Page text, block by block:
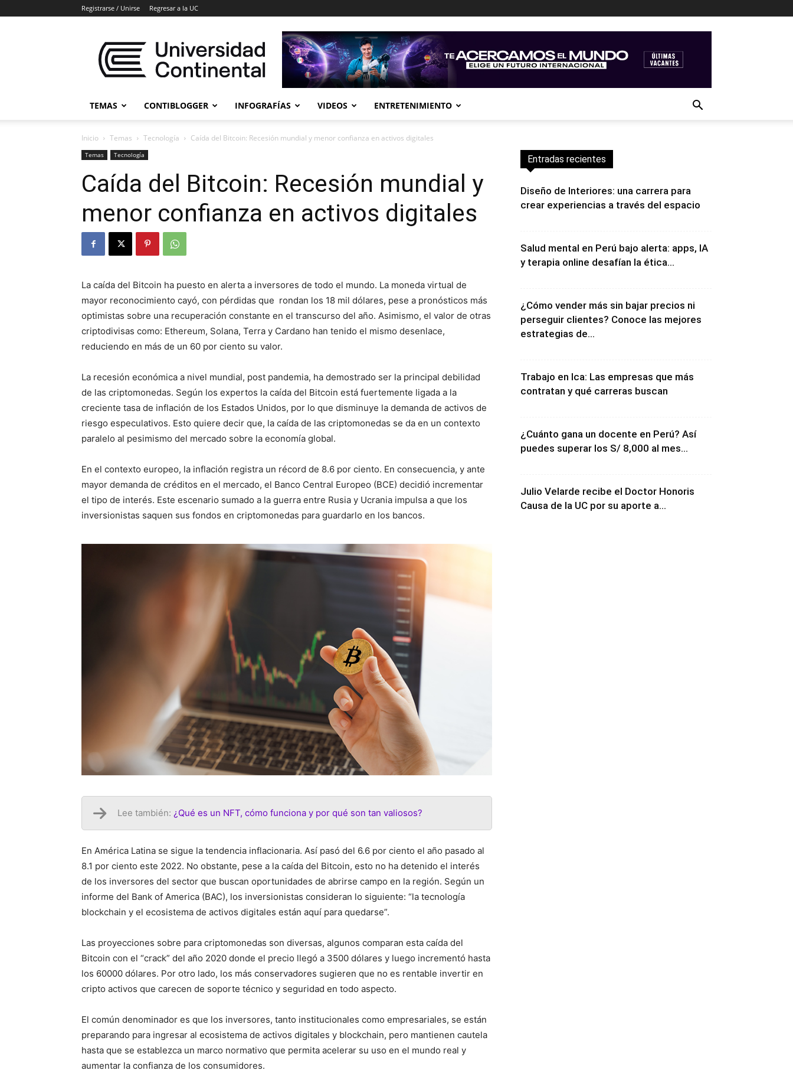
Registrarse / Unirse Regresar a la UC
Universidad
Continental
TEMAS CONTIBLOGGER INFOGRAFÍAS VIDEOS ENTRETENIMIENTO
Inicio Temas Tecnología Caída del Bitcoin: Recesión mundial y menor confianza en activos digitales
Temas Tecnología
Caída del Bitcoin: Recesión mundial y
menor confianza en activos digitales
La caída del Bitcoin ha puesto en alerta a inversores de todo el mundo. La moneda virtual de
mayor reconocimiento cayó, con pérdidas que rondan los 18 mil dólares, pese a pronósticos más
optimistas sobre una recuperación constante en el transcurso del año. Asimismo, el valor de otras
criptodivisas como: Ethereum, Solana, Terra y Cardano han tenido el mismo desenlace,
reduciendo en más de un 60 por ciento su valor.
La recesión económica a nivel mundial, post pandemia, ha demostrado ser la principal debilidad
de las criptomonedas. Según los expertos la caída del Bitcoin está fuertemente ligada a la
creciente tasa de inflación de los Estados Unidos, por lo que disminuye la demanda de activos de
riesgo especulativos. Esto quiere decir que, la caída de las criptomonedas se da en un contexto
paralelo al pesimismo del mercado sobre la economía global.
En el contexto europeo, la inflación registra un récord de 8.6 por ciento. En consecuencia, y ante
mayor demanda de créditos en el mercado, el Banco Central Europeo (BCE) decidió incrementar
el tipo de interés. Este escenario sumado a la guerra entre Rusia y Ucrania impulsa a que los
inversionistas saquen sus fondos en criptomonedas para guardarlo en los bancos.
Lee también: ¿Qué es un NFT, cómo funciona y por qué son tan valiosos?
En América Latina se sigue la tendencia inflacionaria. Así pasó del 6.6 por ciento el año pasado al
8.1 por ciento este 2022. No obstante, pese a la caída del Bitcoin, esto no ha detenido el interés
de los inversores del sector que buscan oportunidades de abrirse campo en la región. Según un
informe del Bank of America (BAC), los inversionistas consideran lo siguiente: “la tecnología
blockchain y el ecosistema de activos digitales están aquí para quedarse”.
Las proyecciones sobre para criptomonedas son diversas, algunos comparan esta caída del
Bitcoin con el “crack” del año 2020 donde el precio llegó a 3500 dólares y luego incrementó hasta
los 60000 dólares. Por otro lado, los más conservadores sugieren que no es rentable invertir en
cripto activos que carecen de soporte técnico y seguridad en todo aspecto.
El común denominador es que los inversores, tanto institucionales como empresariales, se están
preparando para ingresar al ecosistema de activos digitales y blockchain, pero mantienen cautela
hasta que se establezca un marco normativo que permita acelerar su uso en el mundo real y
aumentar la confianza de los consumidores.
Entradas recientes
Diseño de Interiores: una carrera para
crear experiencias a través del espacio
Salud mental en Perú bajo alerta: apps, IA
y terapia online desafían la ética...
¿Cómo vender más sin bajar precios ni
perseguir clientes? Conoce las mejores
estrategias de...
Trabajo en Ica: Las empresas que más
contratan y qué carreras buscan
¿Cuánto gana un docente en Perú? Así
puedes superar los S/ 8,000 al mes...
Julio Velarde recibe el Doctor Honoris
Causa de la UC por su aporte a...